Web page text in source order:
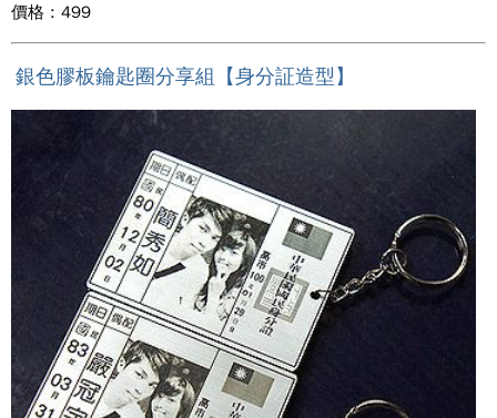
價格 : 499
銀色膠板鑰匙圈分享組【身分証造型】